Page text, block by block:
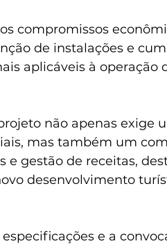
compromissos
de instalações e
aplicáveis à operação
não apenas exige
mas também um
gestão de receitas,
desenvolvimento
e a